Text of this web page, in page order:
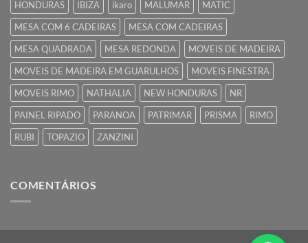
HONDURAS
IBIZA ikaro MALUMAR
MATIC
MESA COM 6 CADEIRAS
MESA COM CADEIRAS
MESA QUADRADA
MESA REDONDA
MOVEIS DE MADEIRA
MOVEIS DE MADEIRA EM GUARULHOS
MOVEIS FINESTRA
MOVEIS RIMO
NATHALIA NEW HONDURAS
NR
PAINEL RIPADO
PARANOA PATRIMAR PRISMA
RIMO
RUBI
TOPAZIO ZANZINI
COMENTÁRIOS